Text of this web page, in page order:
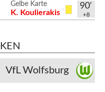
90'
+8
Gelbe Karte
K. Koulierakis
VfL Wolfsburg